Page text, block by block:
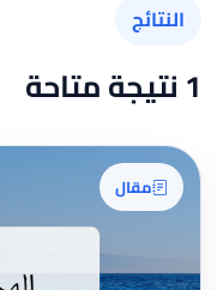
النتائج
1 نتيجة متاحة
مقال